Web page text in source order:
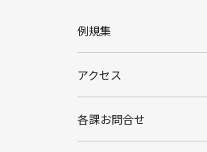
例規集
アクセス
各課お問合せ